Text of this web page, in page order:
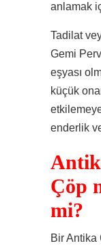
anlamak
Tadilat
Gemi
eşyası
küçük
enderlik
Çöp
mi?
Bir Antika